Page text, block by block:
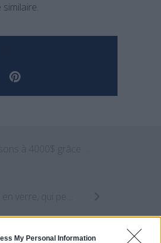
My Personal Information